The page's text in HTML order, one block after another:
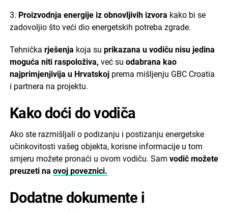
3. Proizvodnja energije iz obnovljivih izvora kako bi se
zadovoljio što veći dio energetskih potreba zgrade.
Tehnička rješenja koja su prikazana u vodiču nisu jedina
moguća niti raspoloživa, već su odabrana kao
najprimjenjivija u Hrvatskojprema mišljenju GBC Croatia
i partnera na projektu.
Kako doći do vodiča
Ako ste razmišljali o podizanju i postizanju energetske
učinkovitosti vašeg objekta, korisne informacije u tom
smjeru možete pronaći u ovom vodiču. Sam vodič možete
preuzeti na ovoj poveznici.
Dodatne dokumente i